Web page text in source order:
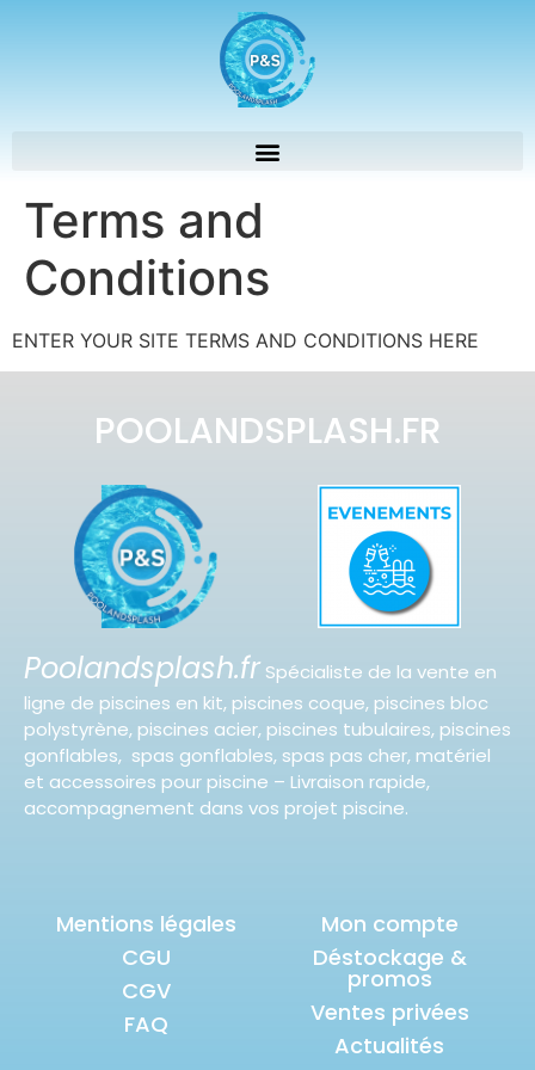
Terms and
Conditions
ENTER YOUR SITE TERMS AND CONDITIONS HERE
POOLANDSPLASH.FR
Poolandsplash.fr Spécialiste de la vente en
ligne de piscines en kit, piscines coque, piscines bloc
polystyrène, piscines acier, piscines tubulaires, piscines
gonflables, spas gonflables, spas pas cher, matériel
et accessoires pour piscine – Livraison rapide,
accompagnement dans vos projet piscine.
Mentions légales
CGU
CGV
FAQ
Mon compte
Déstockage &
promos
Ventes privées
Actualités